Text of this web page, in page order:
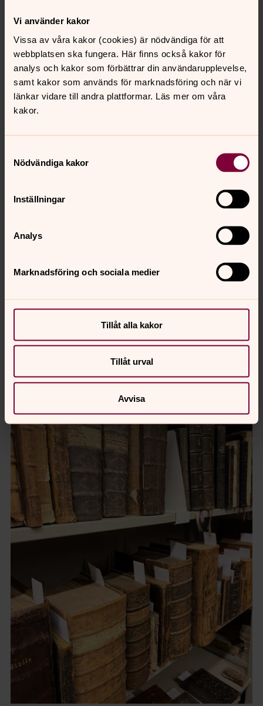
Vi använder kakor
Vissa av våra kakor (cookies) är nödvändiga för att
webbplatsen ska fungera. Här finns också kakor för
analys och kakor som förbättrar din användarupplevelse,
samt kakor som används för marknadsföring och när vi
länkar vidare till andra plattformar. Läs mer om våra
kakor.
Nödvändiga kakor
Inställningar
Analys
Marknadsföring och sociala medier
Tillåt alla kakor
Tillåt urval
Avvisa